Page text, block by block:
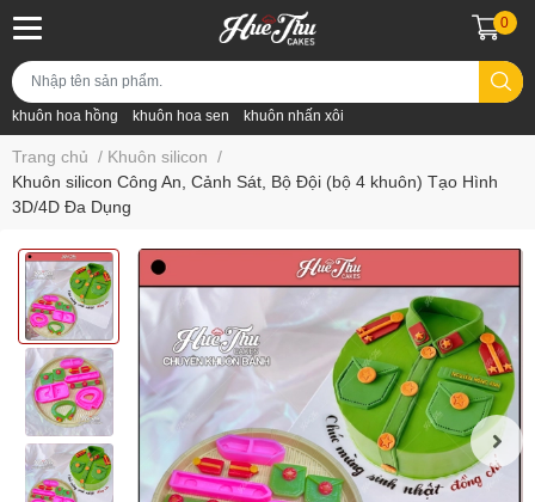
khuôn hoa hồng khuôn hoa sen khuôn nhấn xôi
0
Trang chủ / Khuôn silicon /
Khuôn silicon Công An, Cảnh Sát, Bộ Đội (bộ 4 khuôn) Tạo Hình
3D/4D Đa Dụng